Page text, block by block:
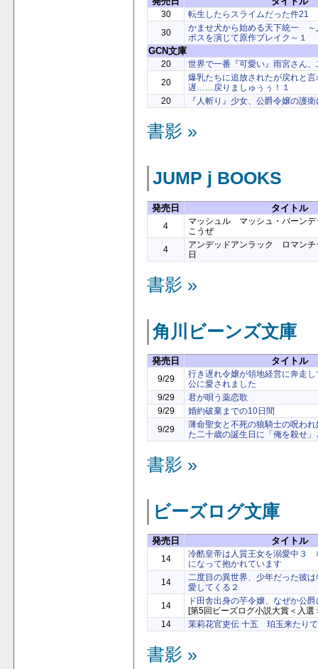
30
転生したらスライムだった件21
30
かませ犬から始める天下統一 ～
ボスを演じて原作ブレイク～１
GCN文庫
20
世界で一番『可愛い』雨宮さん
20
爆乳たちに追放されたが戻れと
遅……戻りましゅぅぅ！１
20
『人斬り』少女、公爵令嬢の護
書影 »
JUMP j BOOKS
発売日 タイトル
4
マッシュル マッシュ・バーンデ
こうぜ
4
アンデッドアンラック ロマンチ
日
書影 »
角川ビーンズ文庫
発売日 タイトル
9/29
行き遅れ令嬢が領地経営に奔走
公に愛されました
9/29
君が唄う薬恋歌
9/29
婚約破棄までの10日間
9/29
薄命聖女と不死の狼騎士の呪わ
た二十歳の誕生日に「俺を殺せ
書影 »
ビーズログ文庫
発売日 タイトル
14
冷酷皇帝は人質王女を溺愛中３
になって抱かれています
14
二度目の異世界、少年だった彼
愛してくる２
14
ド田舎出身の芋令嬢、なぜか公
[第5回ビーズログ小説大賞＜入選
14
茉莉花官吏伝 十五 珀玉来たり
書影 »